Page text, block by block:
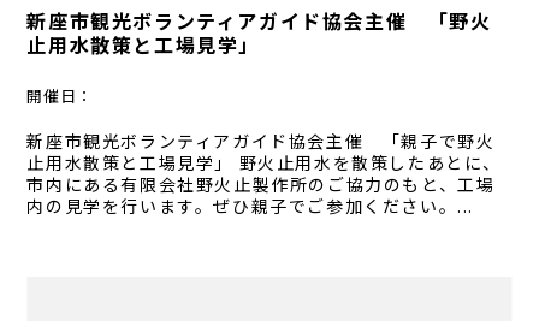
新座市観光ボランティアガイド協会主催 「野火
止用水散策と工場見学」
開催日：
新座市観光ボランティアガイド協会主催 「親子で野火
止用水散策と工場見学」 野火止用水を散策したあとに、
市内にある有限会社野火止製作所のご協力のもと、工場
内の見学を行います。ぜひ親子でご参加ください。...